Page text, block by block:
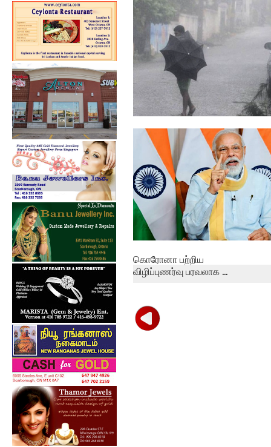
தினம்.
தமிழகத்தில் 24 மணிநேரத்தில்
கனமழைக்...
கொரோனா பற்றிய
விழிப்புணர்வு பரவலாக ...